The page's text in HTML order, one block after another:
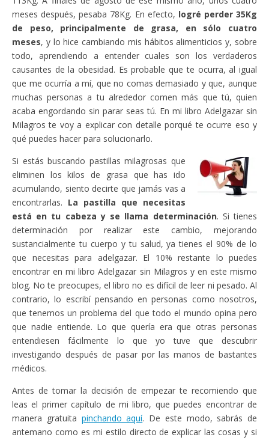
meses después, pesaba 78Kg. En efecto, logré perder 35Kg
de peso, principalmente de grasa, en sólo cuatro
meses, y lo hice cambiando mis hábitos alimenticios y, sobre
todo, aprendiendo a entender cuales son los verdaderos
causantes de la obesidad. Es probable que te ocurra, al igual
que me ocurría a mí, que no comas demasiado y que, aunque
muchas personas a tu alrededor comen más que tú, quien
acaba engordando sin parar seas tú. En mi libro Adelgazar sin
Milagros te voy a explicar con detalle porqué te ocurre eso y
qué puedes hacer para solucionarlo.
Si estás buscando pastillas milagrosas que
eliminen los kilos de grasa que has ido
acumulando, siento decirte que jamás vas a
encontrarlas. La pastilla que necesitas
está en tu cabeza y se llama determinación. Si tienes
determinación por realizar este cambio, mejorando
sustancialmente tu cuerpo y tu salud, ya tienes el 90% de lo
que necesitas para adelgazar. El 10% restante lo puedes
encontrar en mi libro Adelgazar sin Milagros y en este mismo
blog. No te preocupes, el libro no es difícil de leer ni pesado. Al
contrario, lo escribí pensando en personas como nosotros,
que tenemos un problema del que todo el mundo opina pero
que nadie entiende. Lo que quería era que otras personas
entendiesen fácilmente lo que yo tuve que descubrir
investigando después de pasar por las manos de bastantes
médicos.
Antes de tomar la decisión de empezar te recomiendo que
leas el primer capítulo de mi libro, que puedes encontrar de
manera gratuita pinchando aquí. De este modo, sabrás de
antemano como es mi estilo directo de explicar las cosas y si